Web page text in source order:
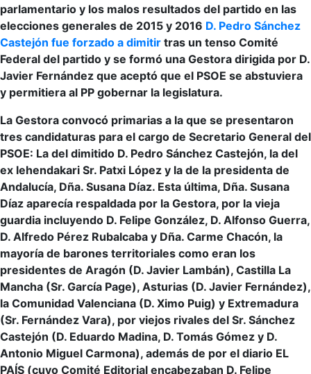
parlamentario y los malos resultados del partido en las
elecciones generales de 2015 y 2016 D. Pedro Sánchez
Castejón fue forzado a dimitir tras un tenso Comité
Federal del partido y se formó una Gestora dirigida por D.
Javier Fernández que aceptó que el PSOE se abstuviera
y permitiera al PP gobernar la legislatura.
La Gestora convocó primarias a la que se presentaron
tres candidaturas para el cargo de Secretario General del
PSOE: La del dimitido D. Pedro Sánchez Castejón, la del
ex lehendakari Sr. Patxi López y la de la presidenta de
Andalucía, Dña. Susana Díaz. Esta última, Dña. Susana
Díaz aparecía respaldada por la Gestora, por la vieja
guardia incluyendo D. Felipe González, D. Alfonso Guerra,
D. Alfredo Pérez Rubalcaba y Dña. Carme Chacón, la
mayoría de barones territoriales como eran los
presidentes de Aragón (D. Javier Lambán), Castilla La
Mancha (Sr. García Page), Asturias (D. Javier Fernández),
la Comunidad Valenciana (D. Ximo Puig) y Extremadura
(Sr. Fernández Vara), por viejos rivales del Sr. Sánchez
Castejón (D. Eduardo Madina, D. Tomás Gómez y D.
Antonio Miguel Carmona), además de por el diario EL
PAÍS (cuyo Comité Editorial encabezaban D. Felipe